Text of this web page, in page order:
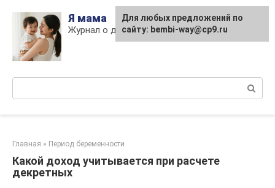
content
Я мама
Журнал о детях и материнстве
Главная » Период беременности
Какой доход учитывается при расчете
декретных
Для любых предложений по
сайту: bembi-way@cp9.ru